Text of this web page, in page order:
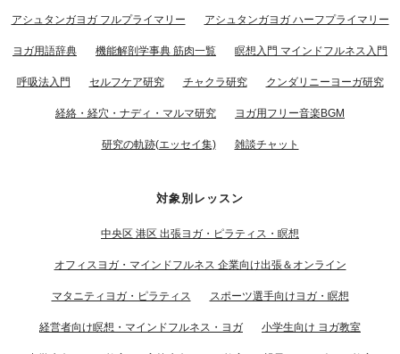
アシュタンガヨガ フルプライマリー アシュタンガヨガ ハーフプライマリー
ヨガ用語辞典 機能解剖学事典 筋肉一覧 瞑想入門 マインドフルネス入門
呼吸法入門 セルフケア研究 チャクラ研究 クンダリニーヨーガ研究
経絡・経穴・ナディ・マルマ研究 ヨガ用フリー音楽BGM
研究の軌跡(エッセイ集) 雑談チャット
対象別レッスン
中央区 港区 出張ヨガ・ピラティス・瞑想
オフィスヨガ・マインドフルネス 企業向け出張＆オンライン
マタニティヨガ・ピラティス スポーツ選手向けヨガ・瞑想
経営者向け瞑想・マインドフルネス・ヨガ 小学生向け ヨガ教室